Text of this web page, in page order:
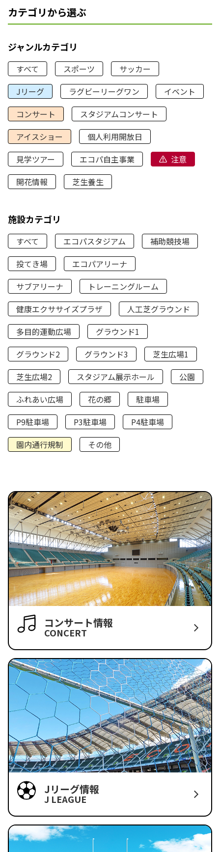
カテゴリから選ぶ
ジャンルカテゴリ
すべて スポーツ
サッカー
Jリーグ
ラグビーリーグワン
イベント
コンサート
スタジアムコンサート
アイスショー
個人利用開放日
見学ツアー
エコパ自主事業
注意
開花情報
芝生養生
施設カテゴリ
すべて エコパスタジアム
補助競技場
投てき場
エコパアリーナ
サブアリーナ
トレーニングルーム
健康エクササイズプラザ
人工芝グラウンド
多目的運動広場
グラウンド1
グラウンド2
グラウンド3
芝生広場1
芝生広場2
スタジアム展示ホール
公園
ふれあい広場
花の郷
駐車場
P9駐車場
P3駐車場
P4駐車場
園内通行規制
その他
コンサート情報
CONCERT
Jリーグ情報
J LEAGUE